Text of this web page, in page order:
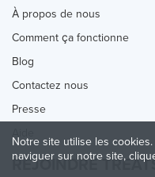
À propos de nous
Comment ça fonctionne
Blog
Contactez nous
Presse
REJOINDRE
Notre site utilise les
naviguer sur notre site,